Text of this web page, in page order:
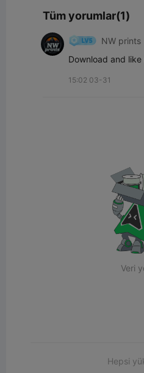
Tüm yorumlar(1)
NW prints
Download and
15:02 03-31
Veri
Hepsi